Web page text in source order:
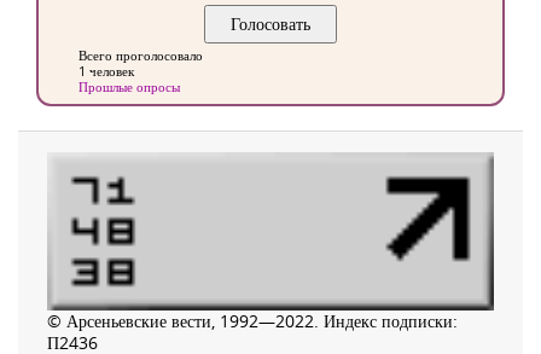
Всего проголосовало
1 человек
Прошлые опросы
© Арсеньевские вести, 1992—2022. Индекс подписки:
П2436